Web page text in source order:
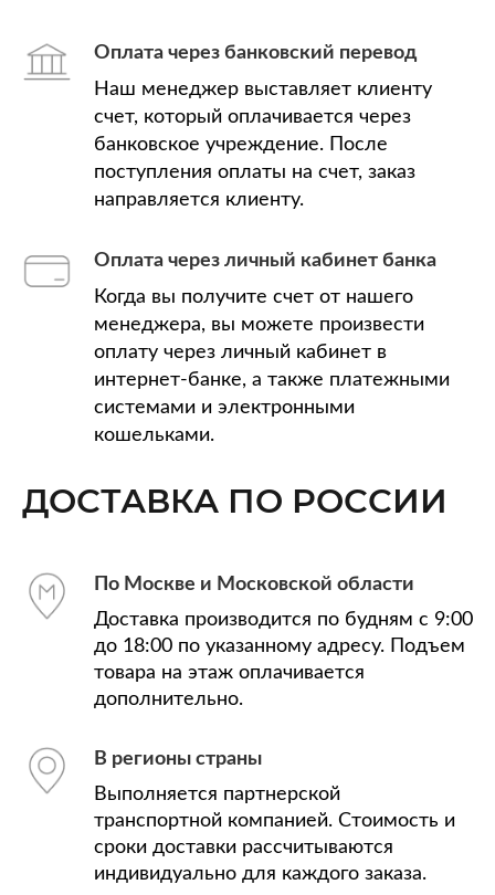
Оплата через банковский перевод
Наш менеджер выставляет клиенту
счет, который оплачивается через
банковское учреждение. После
поступления оплаты на счет, заказ
направляется клиенту.
Оплата через личный кабинет банка
Когда вы получите счет от нашего
менеджера, вы можете произвести
оплату через личный кабинет в
интернет-банке, а также платежными
системами и электронными
кошельками.
ДОСТАВКА ПО РОССИИ
По Москве и Московской области
Доставка производится по будням с 9:00
до 18:00 по указанному адресу. Подъем
товара на этаж оплачивается
дополнительно.
В регионы страны
Выполняется партнерской
транспортной компанией. Стоимость и
сроки доставки рассчитываются
индивидуально для каждого заказа.